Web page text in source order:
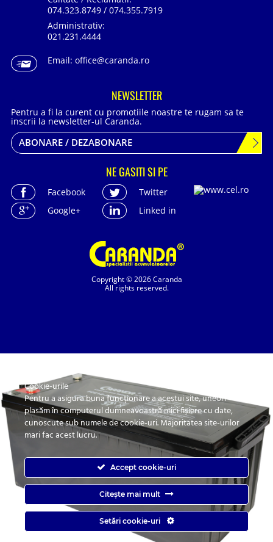
Copyright © 2026 Caranda
All rights reserved.
074.323.8749 / 074.355.7919
Administrativ:
021.231.4444
Email: office@caranda.ro
NEWSLETTER
Pentru a fi la curent cu promotiile noastre te rugam sa te
inscrii la newsletter-ul Caranda.
ABONARE / DEZABONARE
NE GASITI SI PE
Facebook
Twitter
Google+
Linked in
SC. CARANDA BATERII SRL. | SR EN ISO 9001:2015, SR EN ISO 14001:2015, SR
ISO 45001:2018 |
ANPC| Prelucrarea datelor cu caracter personal| Politica de confidentialitate
Caranda.ro este un magazin online cu baterii pentru automobile, camioane,
autobuze, vagoane, motociclete, tractiune, stationare si aplicatii industriale.
Web Design byEnd Soft Design
Cookie-urile
Pentru a asigura buna funcționare a acestui site, uneori
plasăm în computerul dumneavoastră mici fișiere cu date,
cunoscute sub numele de cookie-uri. Majoritatea site-urilor
mari fac acest lucru.
Accept cookie-uri
Citește mai mult
Setări cookie-uri